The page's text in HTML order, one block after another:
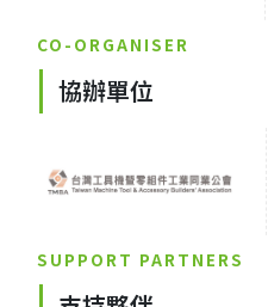
CO-ORGANISER
協辦單位
SUPPORT PARTNERS